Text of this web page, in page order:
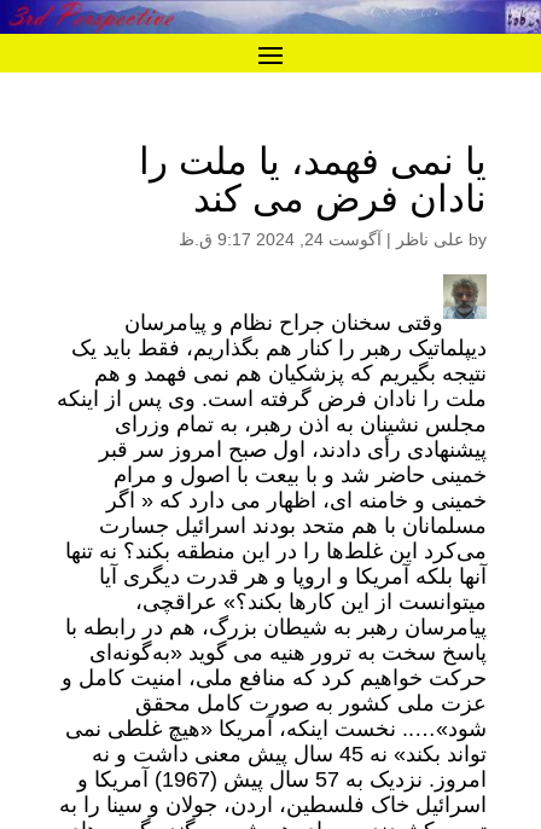
یا نمی فهمد، یا ملت را
نادان فرض می کند
by علی ناظر | آگوست 24, 2024 9:17 ق.ظ
وقتی سخنان جراح نظام و پیامرسان
دیپلماتیک رهبر را کنار هم بگذاریم، فقط باید یک
نتیجه بگیریم که پزشکیان هم نمی فهمد و هم
ملت را نادان فرض گرفته است. وی پس از اینکه
مجلس نشینان به اذن رهبر، به تمام وزرای
پیشنهادی رأی دادند، اول صبح امروز سر قبر
خمینی حاضر شد و با بیعت با اصول و مرام
خمینی و خامنه ای، اظهار می دارد که « اگر
مسلمانان با هم متحد بودند اسرائیل جسارت
می‌کرد این غلط‌ها را در این منطقه بکند؟ نه تنها
آنها بلکه آمریکا و اروپا و هر قدرت دیگری آیا
میتوانست از این کارها بکند؟» عراقچی،
پیامرسان رهبر به شیطان بزرگ، هم در رابطه با
پاسخ سخت به ترور هنیه می گوید «به‌گونه‌ای
حرکت خواهیم کرد که منافع ملی، امنیت کامل و
عزت ملی کشور به صورت کامل محقق
شود»….. نخست اینکه، آمریکا «هیچ غلطی نمی
تواند بکند» نه 45 سال پیش معنی داشت و نه
امروز. نزدیک به 57 سال پیش (1967) آمریکا و
اسرائیل خاک فلسطین، اردن، جولان و سینا را به